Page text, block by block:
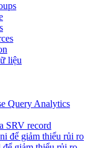
liệu
Query Analytics
SRV record
để giảm thiểu rủi ro